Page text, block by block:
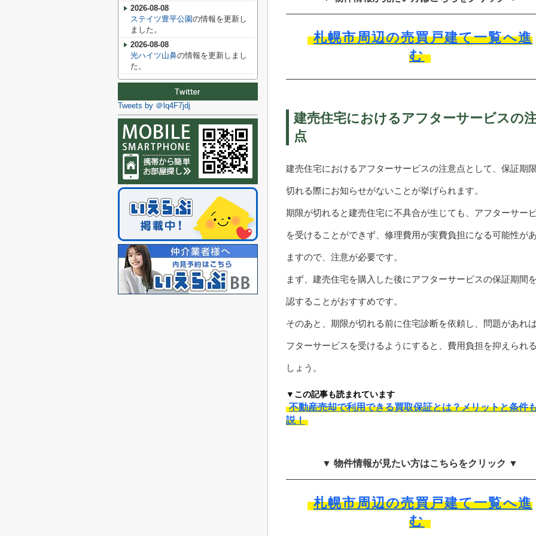
札幌市周辺の売買戸建て一覧へ進
む
建売住宅におけるアフターサービスの
点
建売住宅におけるアフターサービスの注意点として、保証期
切れる際にお知らせがないことが挙げられます。
期限が切れると建売住宅に不具合が生じても、アフターサー
を受けることができず、修理費用が実費負担になる可能性が
ますので、注意が必要です。
まず、建売住宅を購入した後にアフターサービスの保証期間
認することがおすすめです。
そのあと、期限が切れる前に住宅診断を依頼し、問題があれ
フターサービスを受けるようにすると、費用負担を抑えられ
しょう。
▼この記事も読まれています
不動産売却で利用できる買取保証とは？メリットと条件
説！
▼ 物件情報が見たい方はこちらをクリック ▼
札幌市周辺の売買戸建て一覧へ進
む
2026-08-08
ステイツ豊平公園の情報を更新し
ました。
2026-08-08
光ハイツ山鼻の情報を更新しまし
た。
Tweets by ＠lq4F7jdj